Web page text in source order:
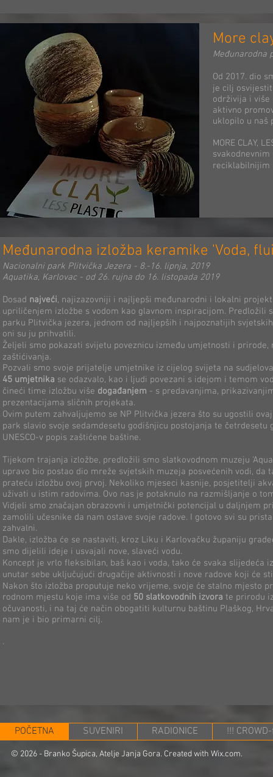
More
Međunarodna
Od 2017. dio
je cilj
održivija i više
aktivno
uklopilo u naš
MORE CLAY,
reciklabilnijim
Međunarodna izložba keramike 'Voda,
Nacionalni park Plitvička Jezera - 8.-16. lipnja, 2019
Aquatika, Karlovac - od 26. rujna do 16. listopada 2019
Dosad najveći, najizazovniji i najljepši međunarodni i lokalni
upriličenjem izložbe s vodom kao glavnom inspiracijom. Predložili
parku Plitvička jezera, jednom od najljepših i najpoznatijih
oni su ju prihvatili.
Željeli smo pokazati svijetu poveznicu između umjetnosti i prirode,
zaštićivanja.
Pozvali smo svoje prijatelje umjetnike iz cijelog svijeta na
45 umjetnika se odazvalo, kao i ljudi povezani s idejom i temom
čineći time izložbu više događanjem - s predavanjima,
prezentacijama sličnih projekata.
Ovim putem zahvaljujemo se NP Plitvička jezera što su ugostili
park slavio svoje sedamdesetu godišnjicu postojanja te četrdesetu
UNESCO-v popis zaštićene baštine.
Tijekom trajanja izložbe, predložili smo slatkovodnom muzeju
upravo bio postao dio mreže svjetskih muzeja posvećenih vodi, da
prateću izložbu ovoj prvoj. Nekoliko mjeseci kasnije, posjetitelji
uživati u istim radovima. Ovo nas je potaknulo na razmišljanje o
Vidjeli smo značajan obrazovni i umjetnički potencijal u daljnjem
zamolili učesnike da nam ostave svoje radove. I gotovo svi su
zahvalni.
Dakle, izložba će se nastaviti, kroz Liku i Karlovačku županiju
smo dijelili ideje i usvajali nove, slaveći vodu.
Koncept je vrlo fleksibilan, baš kao i voda, tako će svaka slijedeća
unutar sebe uključujući drugačije aktivnosti i nove radove koji će
Nakon što izložba proputuje neko vrijeme, svoje će stalno mjesto
rodnom mjestu koje ima više od 50 slatkovodnih izvora te prirodu
očuvanosti, i na taj će način obogatiti kulturnu baštinu Plaškog,
nam je i bio primarni cilj.
.
POČETNA SUVENIRI RADIONICE !!!
© 2026 - Branko Šupica, Atelje Janja Gora. Created with Wix.com.